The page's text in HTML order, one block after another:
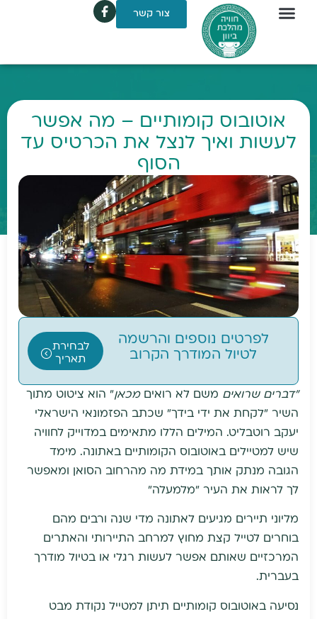
צור קשר
אוטובוס קומותיים – מה אפשר
לעשות ואיך לנצל את הכרטיס עד
הסוף
לפרטים נוספים והרשמה
לטיול המודרך הקרוב
לבחירת
תאריך
"דברים שרואים משם לא רואיםמכאן" הוא ציטוט מתוך
השיר "לקחת את ידי בידך" שכתב הפזמונאי הישראלי
יעקב רוטבליט. המילים הללו מתאימים במדוייק לחוויה
שיש למטיילים באוטובוס הקומותיים באתונה. מימד
הגובה מנתק אותך במידת מה מהרחוב הסואן ומאפשר
לך לראות את העיר "מלמעלה"
מליוני תיירים מגיעים לאתונה מדי שנה ורבים מהם
בוחרים לטייל קצת מחוץ למרחב התיירותי והאתרים
המרכזיים שאותם אפשר לעשות רגלי או בטיול מודרך
בעברית.
נסיעה באוטובוס קומותיים תיתן למטייל נקודת מבט